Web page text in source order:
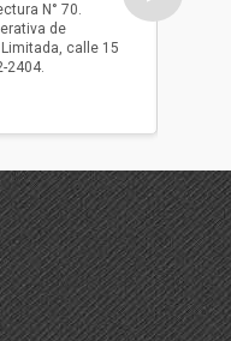
N° 70.
de
calle 15
2404.
oficio